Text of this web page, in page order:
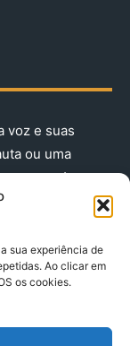
sua experiência de
Ao clicar em
os cookies.
voz e suas
ou uma
agora!